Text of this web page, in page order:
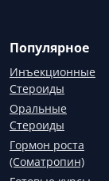
Популярное
Инъекционные
Стероиды
Оральные
Стероиды
Гормон роста
(Соматропин)